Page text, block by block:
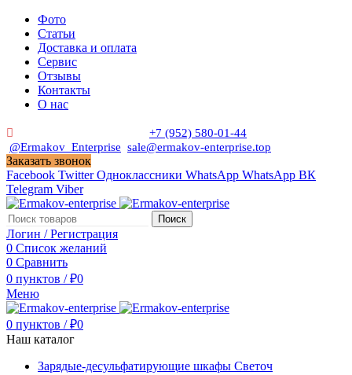
Фото
Статьи
Доставка и оплата
Сервис
Отзывы
Контакты
О нас
+7 (952) 580-01-44
@Ermakov_Enterprise sale@ermakov-enterprise.top
Заказать звонок
Facebook Twitter Одноклассники WhatsApp WhatsApp ВК
Telegram Viber
Поиск
Логин / Регистрация
0 Список желаний
0 Сравнить
0 пунктов / ₽0
Меню
0 пунктов / ₽0
Наш каталог
Зарядые-десульфатирующие шкафы Светоч